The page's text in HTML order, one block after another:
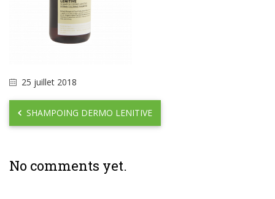
25 juillet 2018
SHAMPOING DERMO LENITIVE
No comments yet.